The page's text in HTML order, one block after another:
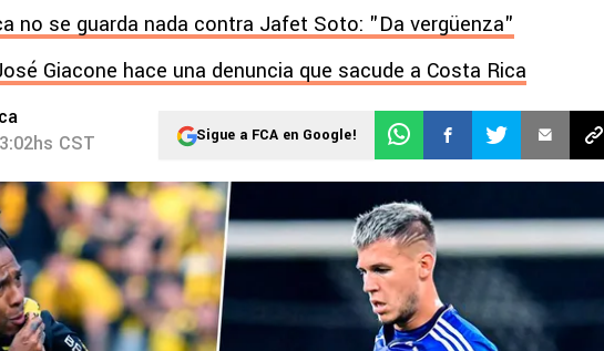
no se guarda nada contra Jafet Soto: "Da vergüenza"
Giacone hace una denuncia que sacude a Costa Rica
CST
Sigue a FCA en Google!